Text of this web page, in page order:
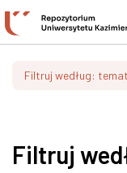
Filtruj według:
Filtruj